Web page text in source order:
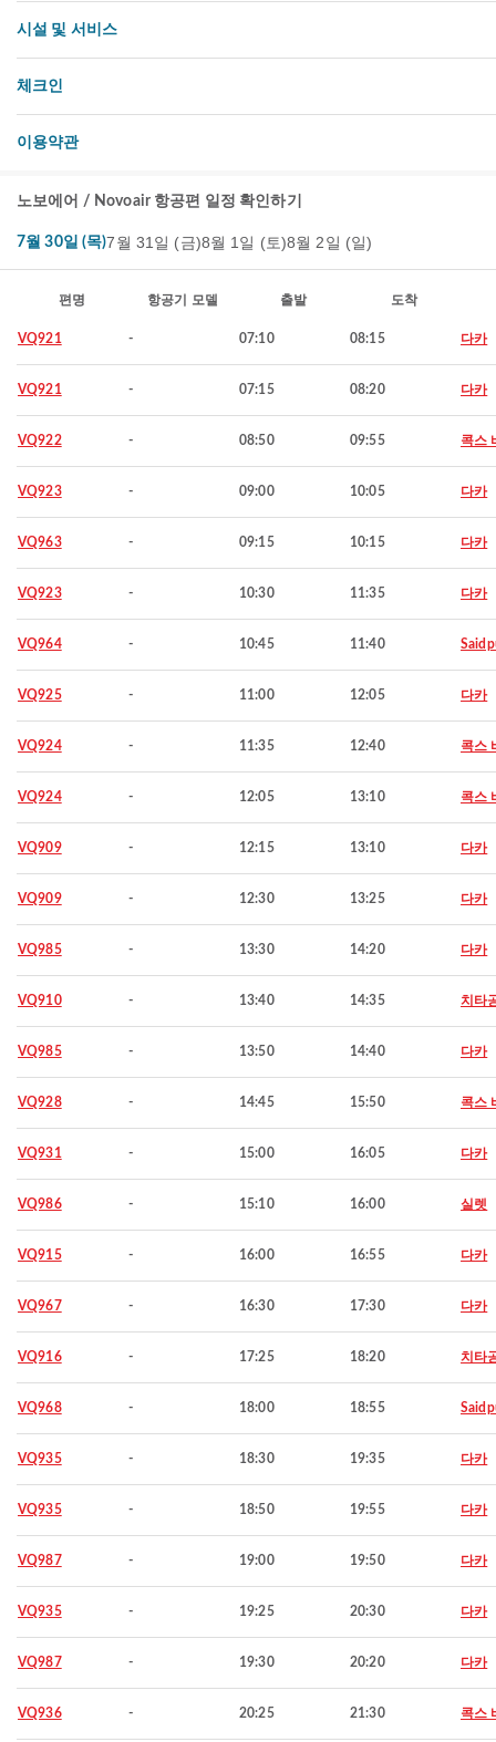
시설 및 서비스
체크인
이용약관
노보에어 / Novoair 항공편 일정 확인하기
7월 30일 (목)7월 31일 (금)8월 1일 (토)8월 2일 (일)
편명 항공기 모델 출발 도착
VQ921 - 07:10 08:15 다카
VQ921 - 07:15 08:20 다카
VQ922 - 08:50 09:55 콕스
VQ923 - 09:00 10:05 다카
VQ963 - 09:15 10:15 다카
VQ923 - 10:30 11:35 다카
VQ964 - 10:45 11:40
VQ925 - 11:00 12:05 다카
VQ924 - 11:35 12:40 콕스
VQ924 - 12:05 13:10 콕스
VQ909 - 12:15 13:10 다카
VQ909 - 12:30 13:25 다카
VQ985 - 13:30 14:20 다카
VQ910 - 13:40 14:35 치타
VQ985 - 13:50 14:40 다카
VQ928 - 14:45 15:50 콕스
VQ931 - 15:00 16:05 다카
VQ986 - 15:10 16:00 실렛
VQ915 - 16:00 16:55 다카
VQ967 - 16:30 17:30 다카
VQ916 - 17:25 18:20 치타
VQ968 - 18:00 18:55
VQ935 - 18:30 19:35 다카
VQ935 - 18:50 19:55 다카
VQ987 - 19:00 19:50 다카
VQ935 - 19:25 20:30 다카
VQ987 - 19:30 20:20 다카
VQ936 - 20:25 21:30 콕스